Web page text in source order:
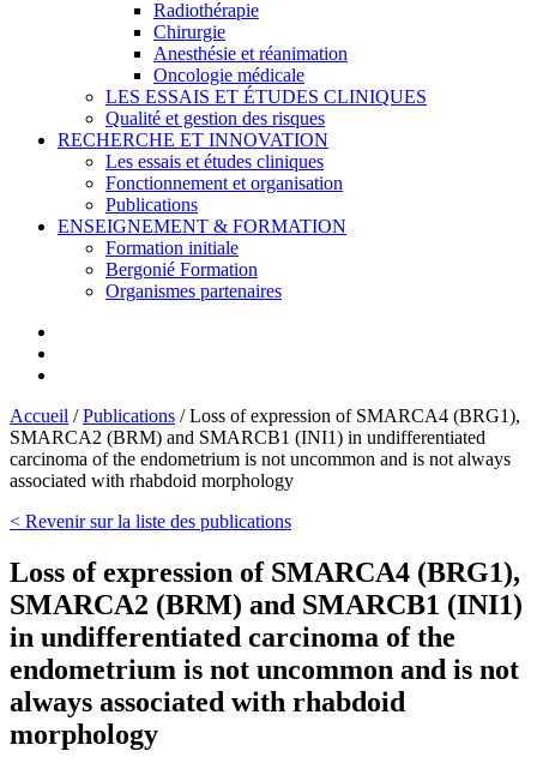
Radiothérapie
Chirurgie
Anesthésie et réanimation
Oncologie médicale
LES ESSAIS ET ÉTUDES CLINIQUES
Qualité et gestion des risques
RECHERCHE ET INNOVATION
Les essais et études cliniques
Fonctionnement et organisation
Publications
ENSEIGNEMENT & FORMATION
Formation initiale
Bergonié Formation
Organismes partenaires
Accueil /Publications /Loss of expression of SMARCA4 (BRG1),
SMARCA2 (BRM) and SMARCB1 (INI1) in undifferentiated
carcinoma of the endometrium is not uncommon and is not always
associated with rhabdoid morphology
< Revenir sur la liste des publications
Loss of expression of SMARCA4 (BRG1),
SMARCA2 (BRM) and SMARCB1 (INI1)
in undifferentiated carcinoma of the
endometrium is not uncommon and is not
always associated with rhabdoid
morphology